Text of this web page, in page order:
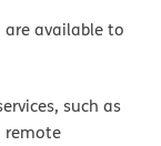
are available to
such as
remote